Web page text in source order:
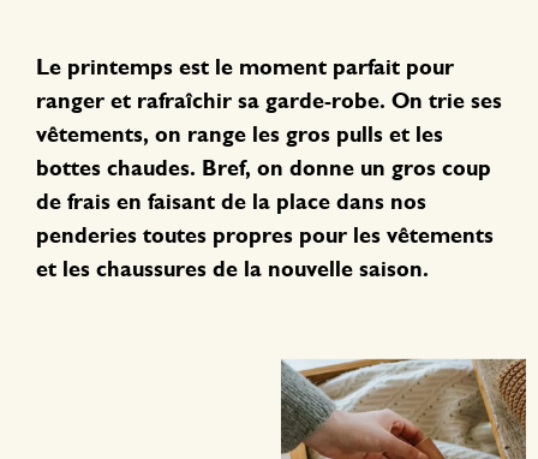
Le printemps est le moment parfait pour
ranger et rafraîchir sa garde-robe. On trie ses
vêtements, on range les gros pulls et les
bottes chaudes. Bref, on donne un gros coup
de frais en faisant de la place dans nos
penderies toutes propres pour les vêtements
et les chaussures de la nouvelle saison.